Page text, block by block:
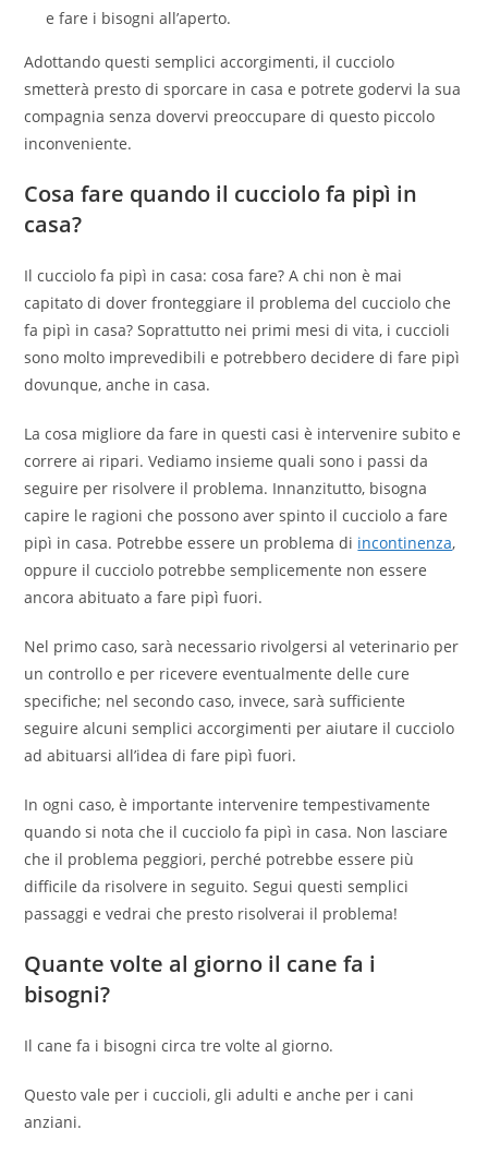
e fare i bisogni all’aperto.
Adottando questi semplici accorgimenti, il cucciolo
smetterà presto di sporcare in casa e potrete godervi la sua
compagnia senza dovervi preoccupare di questo piccolo
inconveniente.
Cosa fare quando il cucciolo fa pipì in
casa?
Il cucciolo fa pipì in casa: cosa fare? A chi non è mai
capitato di dover fronteggiare il problema del cucciolo che
fa pipì in casa? Soprattutto nei primi mesi di vita, i cuccioli
sono molto imprevedibili e potrebbero decidere di fare pipì
dovunque, anche in casa.
La cosa migliore da fare in questi casi è intervenire subito e
correre ai ripari. Vediamo insieme quali sono i passi da
seguire per risolvere il problema. Innanzitutto, bisogna
capire le ragioni che possono aver spinto il cucciolo a fare
pipì in casa. Potrebbe essere un problema di incontinenza,
oppure il cucciolo potrebbe semplicemente non essere
ancora abituato a fare pipì fuori.
Nel primo caso, sarà necessario rivolgersi al veterinario per
un controllo e per ricevere eventualmente delle cure
specifiche; nel secondo caso, invece, sarà sufficiente
seguire alcuni semplici accorgimenti per aiutare il cucciolo
ad abituarsi all’idea di fare pipì fuori.
In ogni caso, è importante intervenire tempestivamente
quando si nota che il cucciolo fa pipì in casa. Non lasciare
che il problema peggiori, perché potrebbe essere più
difficile da risolvere in seguito. Segui questi semplici
passaggi e vedrai che presto risolverai il problema!
Quante volte al giorno il cane fa i
bisogni?
Il cane fa i bisogni circa tre volte al giorno.
Questo vale per i cuccioli, gli adulti e anche per i cani
anziani.